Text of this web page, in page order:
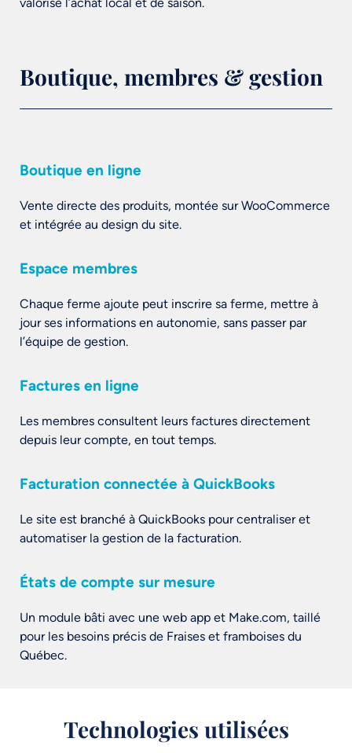
Boutique, membres & gestion
Boutique en ligne
Vente directe des produits, montée sur WooCommerce
et intégrée au design du site.
Espace membres
Chaque ferme ajoute peut inscrire sa ferme, mettre à
jour ses informations en autonomie, sans passer par
l’équipe de gestion.
Factures en ligne
Les membres consultent leurs factures directement
depuis leur compte, en tout temps.
Facturation connectée à QuickBooks
Le site est branché à QuickBooks pour centraliser et
automatiser la gestion de la facturation.
États de compte sur mesure
Un module bâti avec une web app et Make.com, taillé
pour les besoins précis de Fraises et framboises du
Québec.
Technologies utilisées